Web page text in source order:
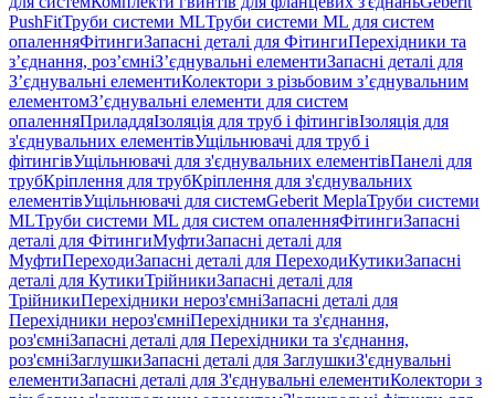
PushFitТруби системи MLТруби системи ML для систем
опаленняФітингиЗапасні деталі для ФітингиПерехідники та
з’єднання, роз’ємніЗ’єднувальні елементиЗапасні деталі для
З’єднувальні елементиКолектори з різьбовим з’єднувальним
елементомЗ’єднувальні елементи для систем
опаленняПриладдяІзоляція для труб і фітингівІзоляція для
з'єднувальних елементівУщільнювачі для труб і
фітингівУщільнювачі для з'єднувальних елементівПанелі для
трубКріплення для трубКріплення для з'єднувальних
елементівУщільнювачі для системGeberit MeplaТруби системи
MLТруби системи ML для систем опаленняФітингиЗапасні
деталі для ФітингиМуфтиЗапасні деталі для
МуфтиПереходиЗапасні деталі для ПереходиКутикиЗапасні
деталі для КутикиТрійникиЗапасні деталі для
ТрійникиПерехідники нероз'ємніЗапасні деталі для
Перехідники нероз'ємніПерехідники та з'єднання,
роз'ємніЗапасні деталі для Перехідники та з'єднання,
роз'ємніЗаглушкиЗапасні деталі для ЗаглушкиЗ'єднувальні
елементиЗапасні деталі для З'єднувальні елементиКолектори з